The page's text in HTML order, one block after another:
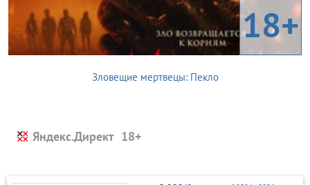
18+
Зловещие мертвецы: Пекло
Яндекс.Директ